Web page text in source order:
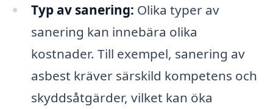
Typ av sanering: Olika typer av
sanering kan innebära olika
kostnader. Till exempel, sanering av
asbest kräver särskild kompetens och
skyddsåtgärder, vilket kan öka